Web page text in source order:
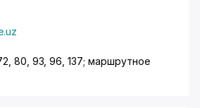
80, 93, 96, 137; маршрутное